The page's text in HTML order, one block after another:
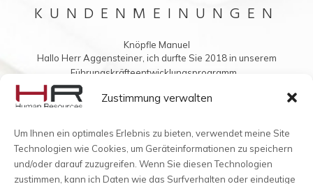
Zustimmung verwalten
Um Ihnen ein optimales Erlebnis zu bieten, verwendet meine Site
Technologien wie Cookies, um Geräteinformationen zu speichern
und/oder darauf zuzugreifen. Wenn Sie diesen Technologien
zustimmen, kann ich Daten wie das Surfverhalten oder eindeutige
KUNDENMEINUNGEN
Knöpfle Manuel
Hallo Herr Aggensteiner, ich durfte Sie 2018 in unserem
Führungskräfteentwicklungsprogramm...
Vielleicht möchten Sie mir auch was ins Buch schreiben?